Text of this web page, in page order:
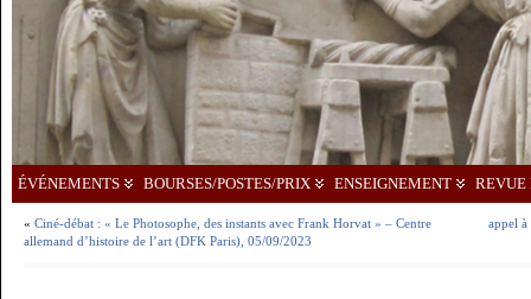
ÉVÉNEMENTS BOURSES/POSTES/PRIX ENSEIGNEMENT REVUE
« Ciné-débat : « Le Photosophe, des instants avec Frank Horvat » – Centre
allemand d’histoire de l’art (DFK Paris), 05/09/2023
appel